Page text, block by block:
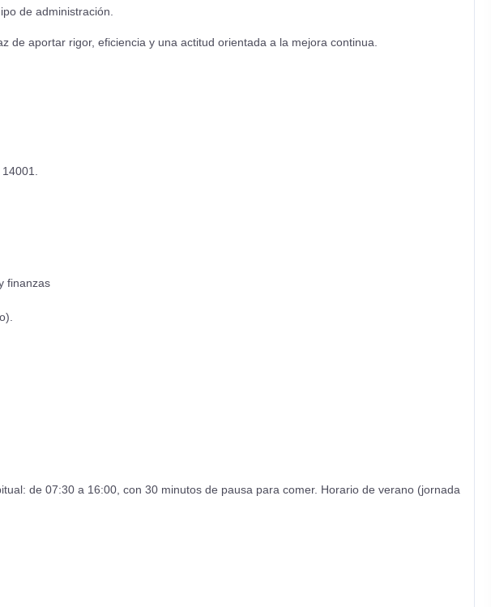
de administración.
de aportar rigor, eficiencia y una actitud orientada a la mejora continua.
finanzas
de 07:30 a 16:00, con 30 minutos de pausa para comer. Horario de verano (jornada